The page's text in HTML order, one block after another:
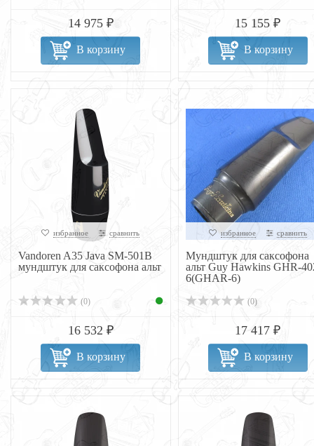
14 975 ₽
В корзину
15 155 ₽
В корзину
избранное сравнить
Vandoren A35 Java SM-501B
мундштук для саксофона альт
(0)
16 532 ₽
В корзину
избранное сравнить
Мундштук для саксофона
альт Guy Hawkins GHR-
6(GHAR-6)
(0)
17 417 ₽
В корзину